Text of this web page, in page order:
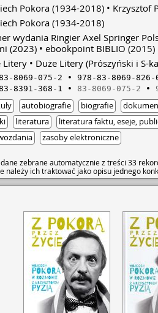
Pokora (1934-2018) Krzysztof
Pokora (1934-2018)
wydania Ringier Axel Springer
(2023) ebookpoint BIBLIO (2015)
Litery Duże Litery (Prószyński i S-
8069-075-2
978-83-8069-826-
8391-368-1
83-8069-075-2
autobiografie biografie
literatura
literatura faktu, eseje,
zasoby elektroniczne
zebrane automatycznie z treści 33
należy ich traktować jako opisu jednego